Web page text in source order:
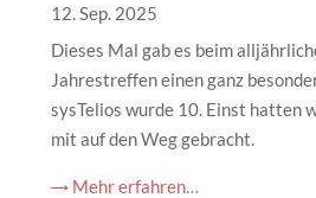
12. Sep. 2025
Dieses Mal gab es beim
Jahrestreffen einen ganz
sysTelios wurde 10. Einst hatten
mit auf den Weg gebracht.
→ Mehr erfahren…